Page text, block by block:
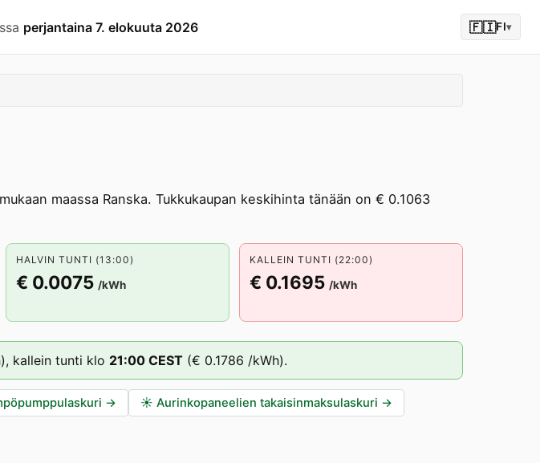
perjantaina 7. elokuuta 2026 🇫🇮FI▾
mukaan maassa Ranska. Tukkukaupan keskihinta tänään on € 0.1063
HALVIN TUNTI (13:00)
€ 0.0075 /kWh
KALLEIN TUNTI (22:00)
€ 0.1695 /kWh
kallein tunti klo 21:00 CEST (€ 0.1786 /kWh).
→ ☀️ Aurinkopaneelien takaisinmaksulaskuri →